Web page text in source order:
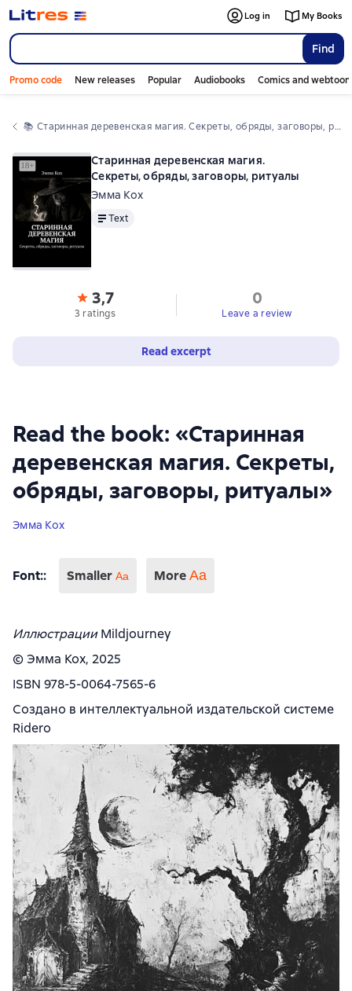
Find
Log in My Books
Promo code New releases Popular Audiobooks Comics and
📚 Старинная деревенская магия. Секреты, обряды, заговоры, ритуалы
Read the book: «Старинная
деревенская магия. Секреты,
обряды, заговоры, ритуалы»
Эмма Кох
Font:: Smaller Aa More Аа
ИллюстрацииMildjourney
© Эмма Кох, 2025
ISBN 978-5-0064-7565-6
Создано в интеллектуальной издательской системе
Ridero
Старинная деревенская магия.
Секреты, обряды, заговоры, ритуалы
Эмма Кох
TextText
3,7
3 ratings
0
Leave a review
Read excerpt